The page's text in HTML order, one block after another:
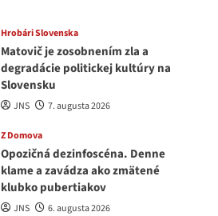
Hrobári Slovenska
Matovič je zosobnením zla a
degradácie politickej kultúry na
Slovensku
JNS 7. augusta 2026
Z Domova
Opozičná dezinfoscéna. Denne
klame a zavádza ako zmätené
klubko pubertiakov
JNS 6. augusta 2026